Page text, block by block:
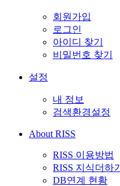
회원가입
로그인
아이디 찾기
비밀번호 찾기
설정
내 정보
검색환경설정
About RISS
RISS 이용방법
RISS 지식더하기
DB연계 현황